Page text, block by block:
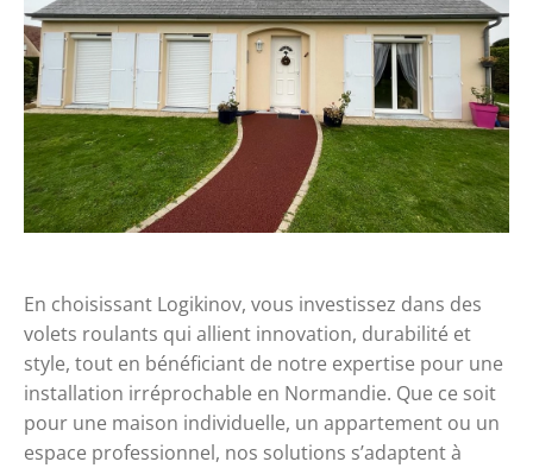
En choisissant Logikinov, vous investissez dans des
volets roulants qui allient innovation, durabilité et
style, tout en bénéficiant de notre expertise pour une
installation irréprochable en Normandie. Que ce soit
pour une maison individuelle, un appartement ou un
espace professionnel, nos solutions s’adaptent à